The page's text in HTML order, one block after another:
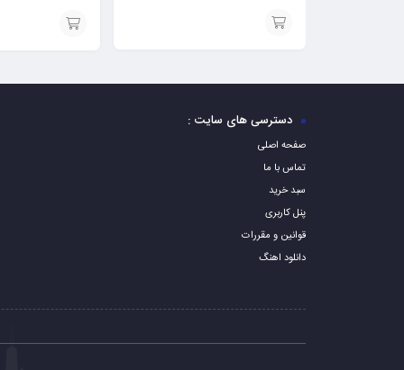
به
دسترسی های سایت :
صفحه اصلی
تماس با ما
سبد خرید
پنل کاربری
قوانین و مقررات
دانلود اهنگ